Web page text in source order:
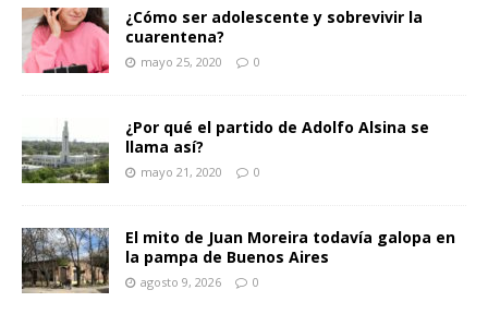
¿Cómo ser adolescente y sobrevivir la
cuarentena?
mayo 25, 2020 0
¿Por qué el partido de Adolfo Alsina se
llama así?
mayo 21, 2020 0
El mito de Juan Moreira todavía galopa en
la pampa de Buenos Aires
agosto 9, 2026 0